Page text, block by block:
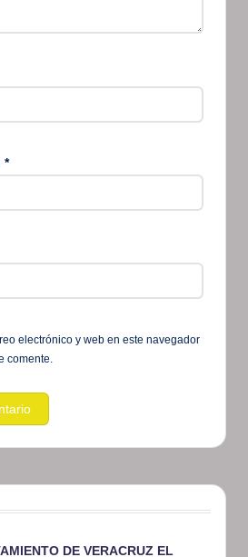
*
electrónico y web en este navegador
comente.
DE VERACRUZ EL